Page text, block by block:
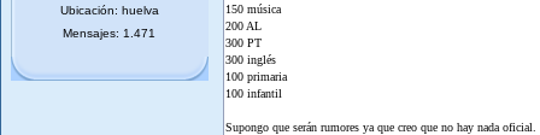
Ubicación: huelva
Mensajes: 1.471
150 música
200 AL
300 PT
300 inglés
100 primaria
100 infantil
Supongo que serán rumores ya que creo que no hay nada oficial.